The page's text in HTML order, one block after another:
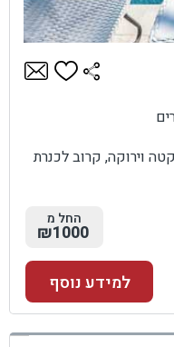
וירוקה, קרוב לכנרת
החל מ
₪1000
למידע נוסף